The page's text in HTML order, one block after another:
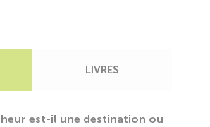
LIVRES
est-il une destination ou